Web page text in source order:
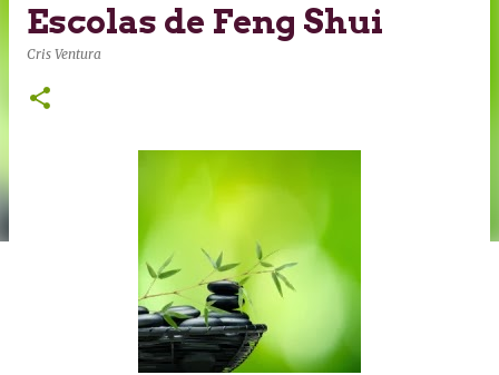
Escolas de Feng Shui
Cris Ventura